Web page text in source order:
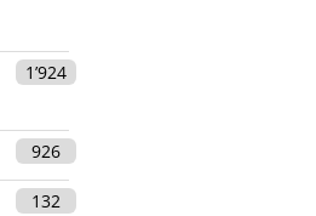
1’924
926
132